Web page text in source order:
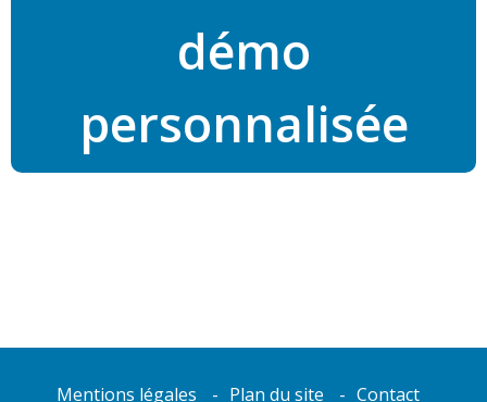
démo
personnalisée
Mentions légales Plan du site Contact